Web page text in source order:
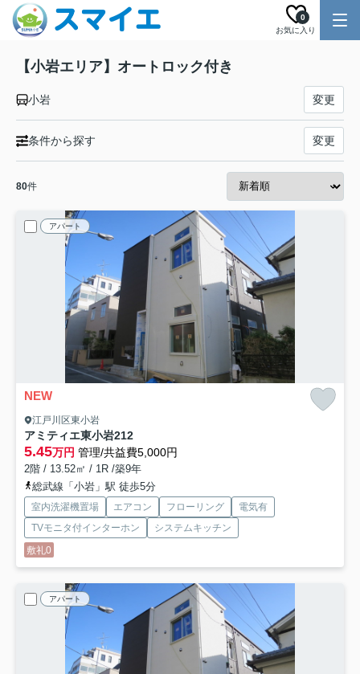
お気に入り
0
【小岩エリア】オートロック付き
小岩 変更
条件から探す 変更
80件
アパート
NEW
江戸川区東小岩
アミティエ東小岩212
5.45万円 管理/共益費5,000円
2階 / 13.52㎡ / 1R /築9年
総武線「小岩」駅 徒歩5分
室内洗濯機置場 エアコン フローリング
電気有
TVモニタ付インターホン
システムキッチン
敷礼0
アパート